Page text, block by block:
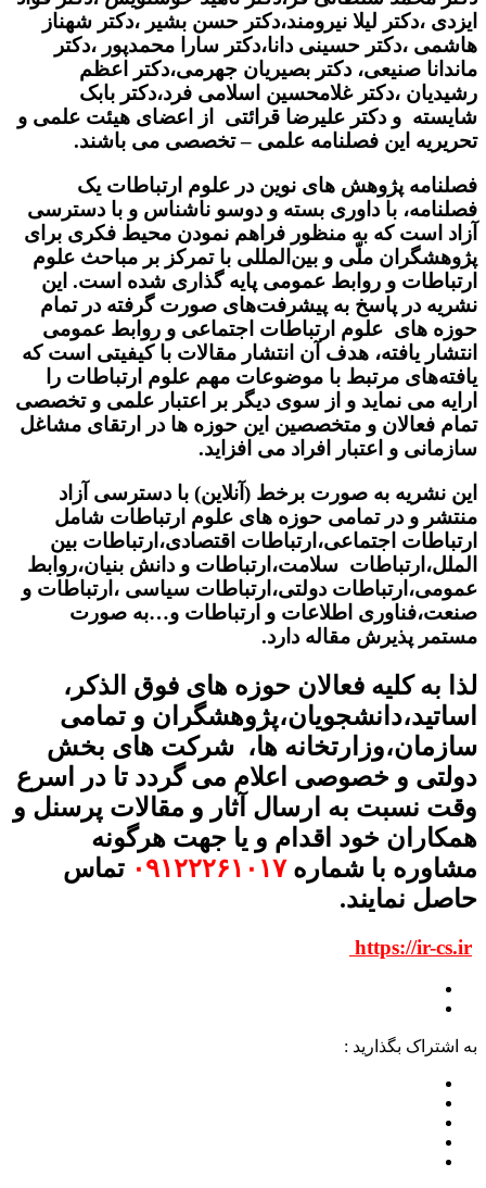
ایزدی ،دکتر لیلا نیرومند،دکتر حسن بشیر ،دکتر شهناز
هاشمی ،دکتر حسینی دانا،دکتر سارا محمدپور ،دکتر
ماندانا صنیعی، دکتر بصیریان جهرمی،دکتر اعظم
رشیدیان ،دکتر غلامحسین اسلامی فرد،دکتر بابک
شایسته و دکتر علیرضا قرائتی از اعضای هیئت علمی و
تحریریه این فصلنامه علمی – تخصصی می باشند.
فصلنامه پژوهش های نوین در علوم ارتباطات یک
فصلنامه، با داوری بسته و دوسو ناشناس و با دسترسی
آزاد است که به منظور فراهم نمودن محیط فکری برای
پژوهشگران ملّی و بین‌المللی با تمرکز بر مباحث علوم
ارتباطات و روابط عمومی پایه گذاری شده است. این
نشریه در پاسخ به پیشرفت‌های صورت گرفته در تمام
حوزه های علوم ارتباطات اجتماعی و روابط عمومی
انتشار یافته، هدف آن انتشار مقالات با کیفیتی است که
یافته‌های مرتبط با موضوعات مهم علوم ارتباطات را
ارایه می‌ نماید و از سوی دیگر بر اعتبار علمی و تخصصی
تمام فعالان و متخصصین این حوزه ها در ارتقای مشاغل
سازمانی و اعتبار افراد می افزاید.
این نشریه به صورت برخط (آنلاین) با دسترسی آزاد
منتشر و در تمامی حوزه های علوم ارتباطات شامل
ارتباطات اجتماعی،ارتباطات اقتصادی،ارتباطات بین
الملل،ارتباطات سلامت،ارتباطات و دانش بنیان،روابط
عمومی،ارتباطات دولتی،ارتباطات سیاسی ،ارتباطات و
صنعت،فناوری اطلاعات و ارتباطات و…به صورت
مستمر پذیرش مقاله دارد.
لذا به کلیه فعالان حوزه های فوق الذکر،
اساتید،دانشجویان،پژوهشگران و تمامی
سازمان،وزارتخانه ها، شرکت های بخش
دولتی و خصوصی اعلام می گردد تا در اسرع
وقت نسبت به ارسال آثار و مقالات پرسنل و
همکاران خود اقدام و یا جهت هرگونه
مشاوره با شماره۰۹۱۲۲۲۶۱۰۱۷ تماس
حاصل نمایند.
https://ir-cs.ir
به اشتراک بگذارید :